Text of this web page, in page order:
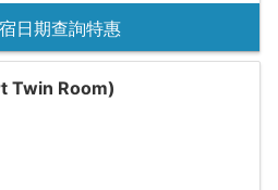
日期查詢特惠
Twin Room)